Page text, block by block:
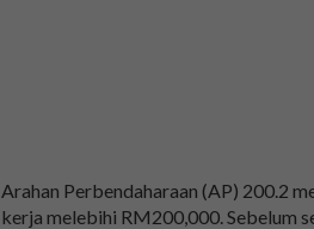
Arahan Perbendaharaan (AP) 200.2
kerja melebihi RM200,000. Sebelum